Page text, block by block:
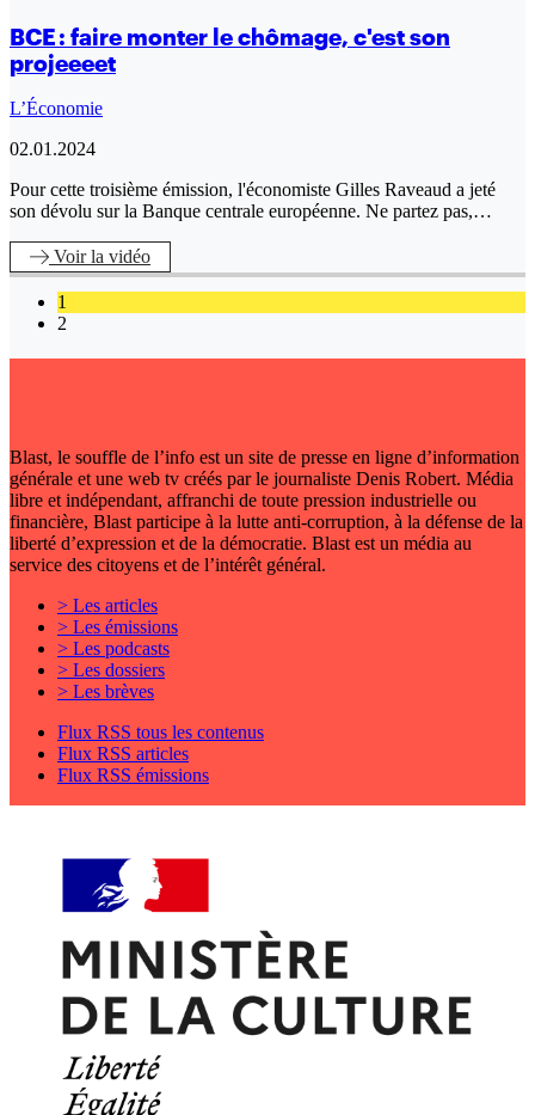
BCE : faire monter le chômage, c'est son
projeeeet
L’Économie
02.01.2024
Pour cette troisième émission, l'économiste Gilles Raveaud a jeté
son dévolu sur la Banque centrale européenne. Ne partez pas,…
Voirla vidéo
1
2
Blast, le souffle de l’info est un site de presse en ligne d’information
générale et une web tv créés par le journaliste Denis Robert. Média
libre et indépendant, affranchi de toute pression industrielle ou
financière, Blast participe à la lutte anti-corruption, à la défense de la
liberté d’expression et de la démocratie. Blast est un média au
service des citoyens et de l’intérêt général.
> Les articles
> Les émissions
> Les podcasts
> Les dossiers
> Les brèves
Flux RSS tous les contenus
Flux RSS articles
Flux RSS émissions